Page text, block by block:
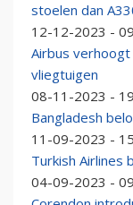
stoelen dan
12-12-2023 -
Airbus
vliegtuigen
08-11-2023 -
Bangladesh
11-09-2023 -
Turkish Airlines
04-09-2023 -